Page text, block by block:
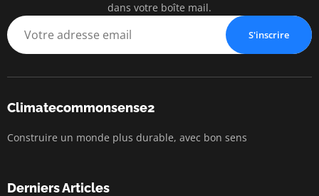
dans votre boîte mail.
S'inscrire
Climatecommonsense2
Construire un monde plus durable, avec bon sens
Derniers Articles